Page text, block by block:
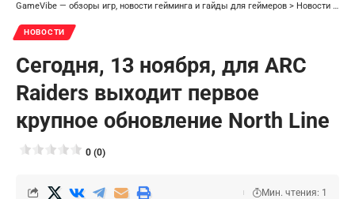
GameVibe — обзоры игр, новости гейминга и гайды для геймеров > Новости
НОВОСТИ
Сегодня, 13 ноября, для ARC
Raiders выходит первое
крупное обновление North Line
0 (0)
Мин. чтения: 1